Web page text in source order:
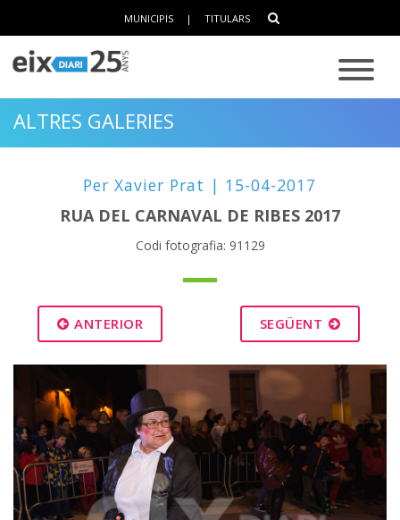
MUNICIPIS | TITULARS
ALTRES GALERIES
Per Xavier Prat | 15-04-2017
RUA DEL CARNAVAL DE RIBES 2017
Codi fotografia: 91129
ANTERIOR SEGÜENT